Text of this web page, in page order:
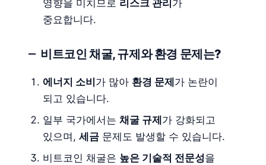
영향을 미치므로 리스크 관리가
중요합니다.
비트코인 채굴, 규제와 환경 문제는?
에너지 소비가 많아 환경 문제가 논란이
되고 있습니다.
일부 국가에서는 채굴 규제가 강화되고
있으며, 세금 문제도 발생할 수 있습니다.
비트코인 채굴은 높은 기술적 전문성을